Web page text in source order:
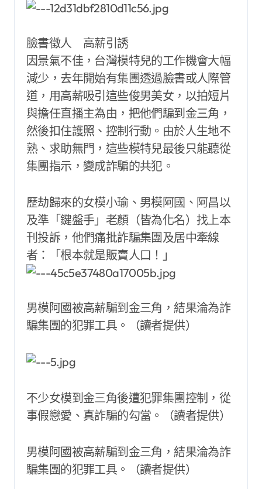
臉書徵人 高薪引誘
因景氣不佳，台灣模特兒的工作機會大幅
減少，去年開始有集團透過臉書或人際管
道，用高薪吸引這些俊男美女，以拍短片
與擔任直播主為由，把他們騙到金三角，
然後扣住護照、控制行動。由於人生地不
熟、求助無門，這些模特兒最後只能聽從
集團指示，變成詐騙的共犯。
歷劫歸來的女模小瑜、男模阿國、阿昌以
及準「鍵盤手」老顏（皆為化名）找上本
刊投訴，他們痛批詐騙集團及居中牽線
者：「根本就是販賣人口！」
男模阿國被高薪騙到金三角，結果淪為詐
騙集團的犯罪工具。（讀者提供）
不少女模到金三角後遭犯罪集團控制，從
事假戀愛、真詐騙的勾當。（讀者提供）
男模阿國被高薪騙到金三角，結果淪為詐
騙集團的犯罪工具。（讀者提供）